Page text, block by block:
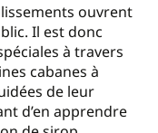
ouvrent
Il est donc
à travers
cabanes à
de leur
d’en apprendre